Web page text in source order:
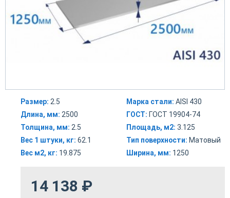
Размер: 2.5
Длина, мм: 2500
Толщина, мм: 2.5
Вес 1 штуки, кг: 62.1
Вес м2, кг: 19.875
Марка стали: AISI 430
ГОСТ: ГОСТ 19904-74
Площадь, м2: 3.125
Тип поверхности: Матовый
Ширина, мм: 1250
14 138 ₽